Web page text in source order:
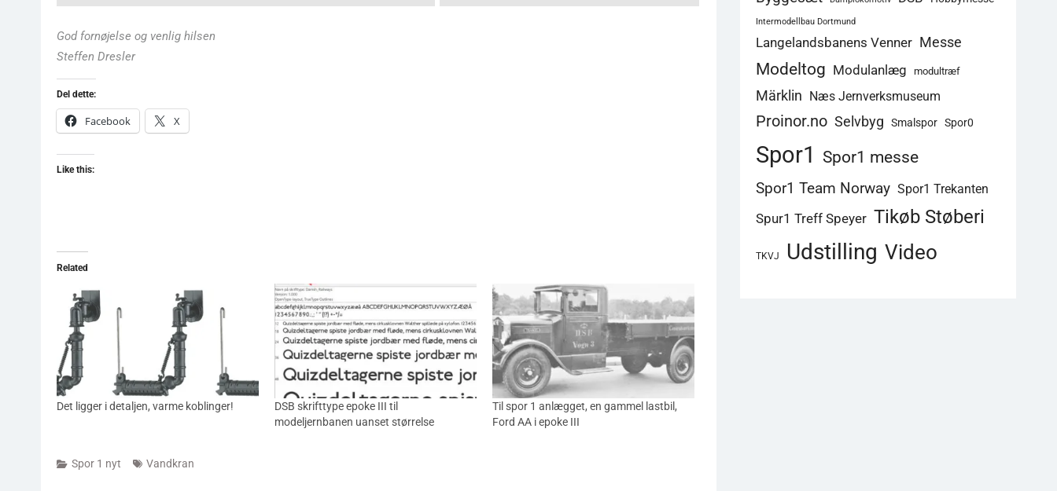
God fornøjelse og venlig hilsen
Steffen Dresler
Del dette:
Facebook X
Like this:
Related
Det ligger i detaljen, varme koblinger!
DSB skrifttype epoke III til
modeljernbanen uanset størrelse
Til spor 1 anlægget, en gammel lastbil,
Ford AA i epoke III
Spor 1 nyt Vandkran
Intermodellbau Dortmund
Langelandsbanens Venner Messe
Modeltog Modulanlæg modultræf
Märklin Næs Jernverksmuseum
Proinor.no Selvbyg Smalspor Spor0
Spor1 Spor1 messe
Spor1 Team Norway Spor1 Trekanten
Spur1 Treff Speyer Tikøb Støberi
TKVJ Udstilling Video